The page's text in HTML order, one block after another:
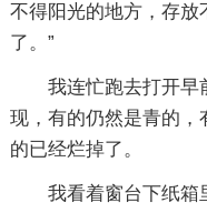
不得阳光的地方，存
了。”
我连忙跑去打开早
现，有的仍然是青的
的已经烂掉了。
我看着窗台下纸箱